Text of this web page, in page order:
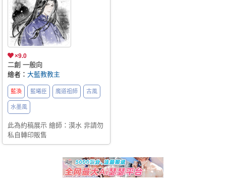
×9.0
二創 一般向
繪者：大藍教教主
藍渙 藍曦臣 魔道祖師 古風
水墨風
此為約稿展示 繪師：漠水 非請勿
私自轉印販售